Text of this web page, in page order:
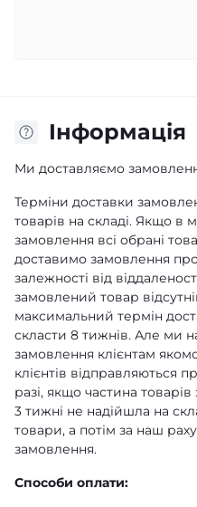
Iнформація
Ми доставляємо
Терміни доставки
товарів на складі. Якщо
замовлення всі обрані
доставимо замовлення
залежності від
замовлений товар
максимальний термін
скласти 8 тижнів. Але ми
замовлення клієнтам
клієнтів відправляються
разі, якщо частина
3 тижні не надійшла на
товари, а потім за наш
замовлення.
Способи оплати: